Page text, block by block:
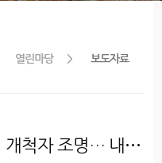
열린마당 보도자료
[전남매일] 광주 사회복지 개척자 조명… 내일 출판 기념회